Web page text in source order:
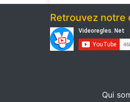
Retrouvez notre
Qui